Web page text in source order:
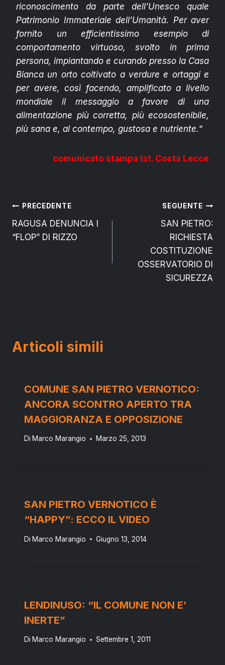
riconoscimento da parte dell’Unesco quale
Patrimonio Immateriale dell’Umanità. Per aver
fornito un efficientissimo esempio di
comportamento virtuoso, svolto in prima
persona, impiantando e curando presso la Casa
Bianca un orto coltivato a verdure e ortaggi e
per avere, così facendo, amplificato a livello
mondiale il messaggio a favore di una
alimentazione più corretta, più ecosostenibile,
più sana e, al contempo, gustosa e nutriente.“
comunicato stampa Ist. Costa Lecce
Navigazione
articoli
PRECEDENTE
RAGUSA DENUNCIA I
“FLOP” DI RIZZO
SEGUENTE
SAN PIETRO:
RICHIESTA
COSTITUZIONE
OSSERVATORIO DI
SICUREZZA
Articoli simili
COMUNE SAN PIETRO VERNOTICO:
ANCORA SCONTRO APERTO TRA
MAGGIORANZA E OPPOSIZIONE
Di Marco Marangio Marzo 25, 2013
SAN PIETRO VERNOTICO È
“HAPPY”: ECCO IL VIDEO
Di Marco Marangio Giugno 13, 2014
LENDINUSO: “IL COMUNE NON E’
INERTE”
Di Marco Marangio Settembre 1, 2011